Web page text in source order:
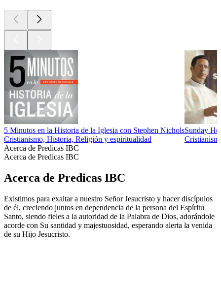
5 Minutos en la Historia de la Iglesia con Stephen Nichols
Cristianismo, Historia, Religión y espiritualidad
Sunday
Acerca de Predicas IBC
Acerca de Predicas IBC
Acerca de Predicas IBC
Existimos para exaltar a nuestro Señor Jesucristo y hacer discípulos
de él, creciendo juntos en dependencia de la persona del Espíritu
Santo, siendo fieles a la autoridad de la Palabra de Dios, adorándole
acorde con Su santidad y majestuosidad, esperando alerta la venida
de su Hijo Jesucristo.